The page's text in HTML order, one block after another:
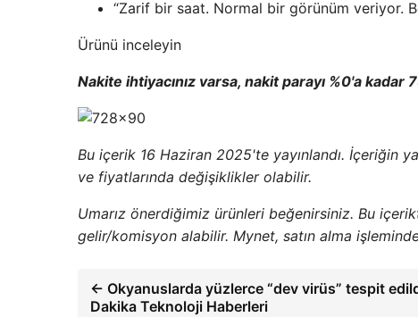
“Zarif bir saat. Normal bir görünüm veriyor.
Ürünü inceleyin
Nakite ihtiyacınız varsa, nakit parayı %0'a
Bu içerik 16 Haziran 2025'te yayınlandı. İçeriğin
ve fiyatlarında değişiklikler olabilir.
Umarız önerdiğimiz ürünleri beğenirsiniz. Bu
gelir/komisyon alabilir. Mynet, satın alma
← Okyanuslarda yüzlerce “dev virüs” tespit
Dakika Teknoloji Haberleri